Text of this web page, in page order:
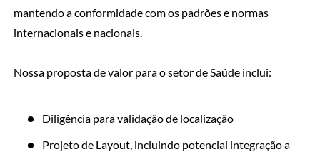
mantendo a conformidade com os padrões e normas
internacionais e nacionais.
Nossa proposta de valor para o setor de Saúde inclui:
Diligência para validação de localização
Projeto de Layout, incluindo potencial integração a